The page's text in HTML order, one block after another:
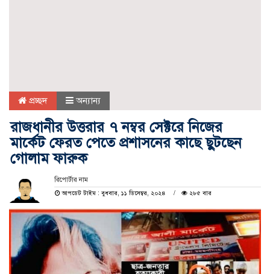
প্রচ্ছদ অন্যান্য
রাজধানীর উত্তরার ৭ নম্বর সেক্টরে নিজের
মার্কেট ফেরত পেতে প্রশাসনের কাছে ছুটছেন
গোলাম ফারুক
রিপোর্টার নাম
আপডেট টাইম : বুধবার, ১১ ডিসেম্বর, ২০২৪
২৮৫ বার